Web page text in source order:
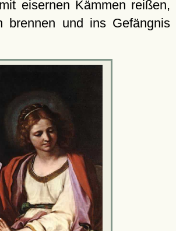
eisernen Kämmen reißen,
brennen und ins Gefängnis